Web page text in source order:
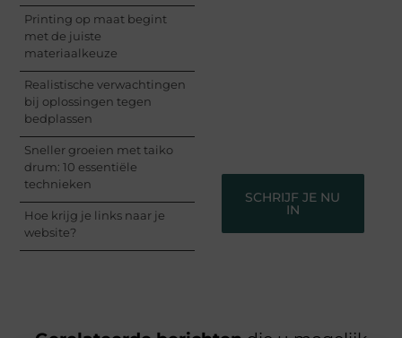
Printing op maat begint
met de juiste
materiaalkeuze
Realistische verwachtingen
bij oplossingen tegen
bedplassen
Sneller groeien met taiko
drum: 10 essentiële
technieken
Hoe krijg je links naar je
website?
SCHRIJF JE NU
IN